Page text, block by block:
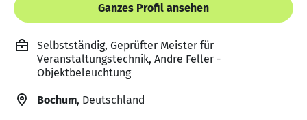
Ganzes Profil ansehen
Selbstständig, Geprüfter Meister für
Veranstaltungstechnik, Andre Feller -
Objektbeleuchtung
Bochum, Deutschland